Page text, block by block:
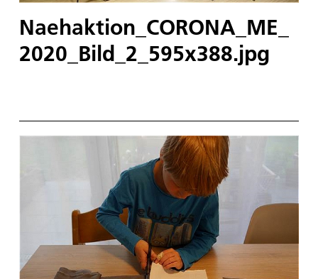
Naehaktion_CORONA_ME_
2020_Bild_2_595x388.jpg